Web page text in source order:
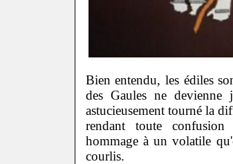
Bien entendu, les édiles
des Gaules ne
astucieusement tourné la
rendant toute
hommage à un volatile
courlis.